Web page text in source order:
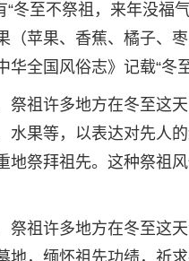
冬至不祭祖，来年没福
（苹果、香蕉、橘子、
全国风俗志》记载“冬
祭祖许多地方在冬至这
水果等，以表达对先人
地祭拜祖先。这种祭祖
祭祖许多地方在冬至这
地，缅怀祖先功绩，祈